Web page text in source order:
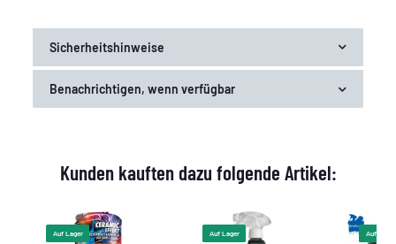
Sicherheitshinweise
Benachrichtigen, wenn verfügbar
Kunden kauften dazu folgende Artikel:
Auf Lager Auf Lager Auf Lager